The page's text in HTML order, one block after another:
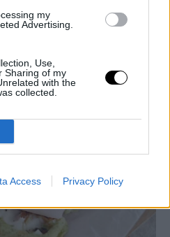
my
Advertising.
Use,
Sharing of my
with the
collected.
Access Privacy Policy
6 min lettura
per…